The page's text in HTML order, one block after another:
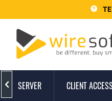
SERVER CLIENT
